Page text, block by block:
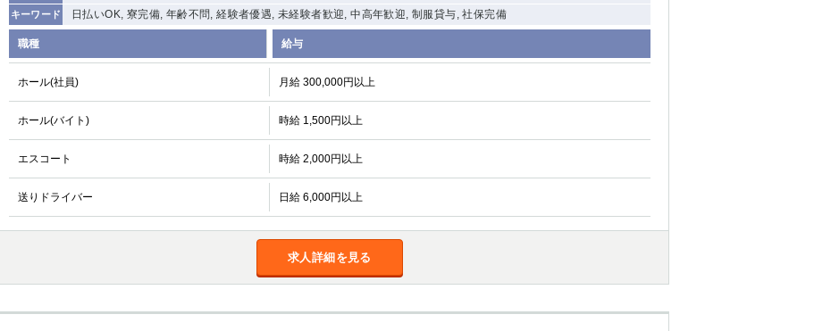
キーワード 日払いOK, 寮完備, 年齢不問, 経験者優遇, 未経験者歓迎, 中高年歓迎, 制服貸与, 社保完備
職種 給与
ホール(社員) 月給 300,000円以上
ホール(バイト) 時給 1,500円以上
エスコート 時給 2,000円以上
送りドライバー 日給 6,000円以上
求人詳細を見る